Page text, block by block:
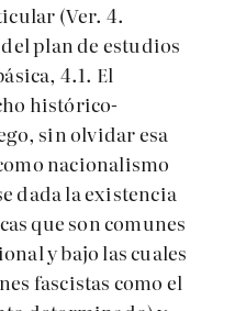
(Ver. 4.
plan de estudios
4.1. El
histórico-
sin olvidar esa
nacionalismo
dada la existencia
que son comunes
y bajo las cuales
fascistas como el